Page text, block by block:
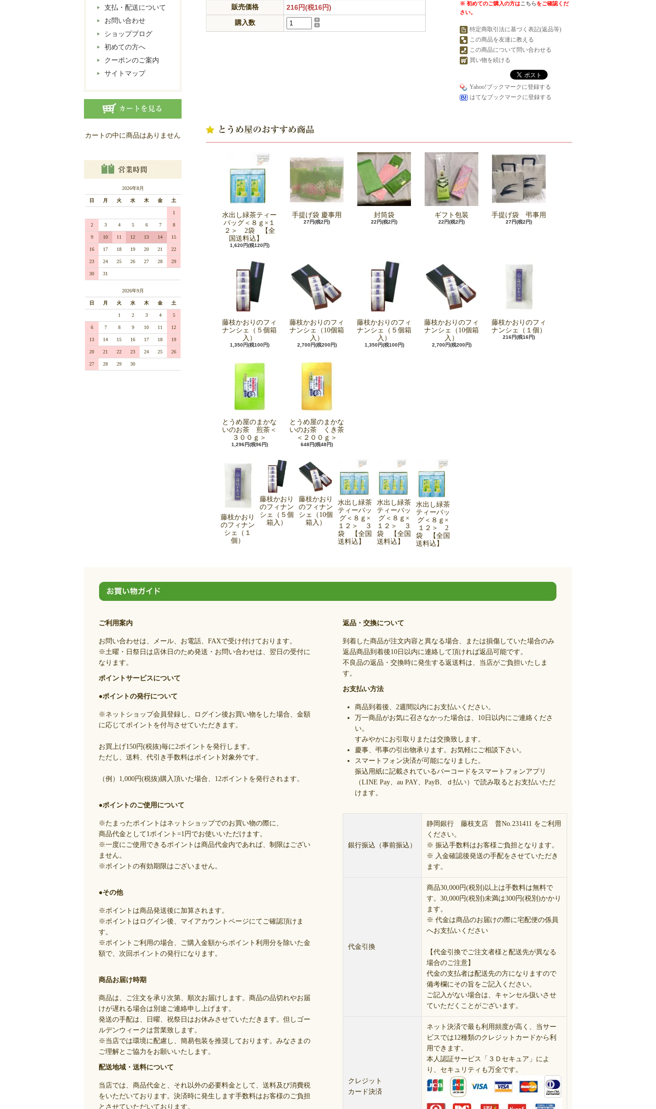
支払・配送について
お問い合わせ
ショップブログ
初めての方へ
クーポンのご案内
サイトマップ
カートの中に商品はありません
2026年8月
日 月 火 水 木 金 土
1
2 3 4 5 6 7 8
9 10 11 12 13 14 15
16 17 18 19 20 21 22
23 24 25 26 27 28 29
30 31
2026年9月
日 月 火 水 木 金 土
1 2 3 4 5
6 7 8 9 10 11 12
13 14 15 16 17 18 19
20 21 22 23 24 25 26
27 28 29 30
販売価格 216円(税16円)
購入数
※ 初めてのご購入の方はこちらをご確認くだ
さい。
特定商取引法に基づく表記(返品等)
この商品を友達に教える
この商品について問い合わせる
買い物を続ける
Yahoo!ブックマークに登録する
はてなブックマークに登録する
水出し緑茶ティー
バッグ＜８ｇ×１
２＞ 2袋 【全
国送料込】
1,620円(税120円)
手提げ袋 慶事用
27円(税2円)
封筒袋
22円(税2円)
ギフト包装
22円(税2円)
手提げ袋 弔事用
27円(税2円)
藤枝かおりのフィ
ナンシェ（５個箱
入）
1,350円(税100円)
藤枝かおりのフィ
ナンシェ（10個箱
入）
2,700円(税200円)
藤枝かおりのフィ
ナンシェ（５個箱
入）
1,350円(税100円)
藤枝かおりのフィ
ナンシェ（10個箱
入）
2,700円(税200円)
藤枝かおりのフィ
ナンシェ（１個）
216円(税16円)
とうめ屋のまかな
いのお茶 煎茶＜
３００ｇ＞
1,296円(税96円)
とうめ屋のまかな
いのお茶 くき茶
＜２００ｇ＞
648円(税48円)
藤枝かおり
のフィナン
シェ（１
個）
藤枝かおり
のフィナン
シェ（５個
箱入）
藤枝かおり
のフィナン
シェ（10個
箱入）
水出し緑茶
ティーバッ
グ＜８ｇ×
１２＞ ３
袋 【全国
送料込】
水出し緑茶
ティーバッ
グ＜８ｇ×
１２＞ ３
袋 【全国
送料込】
水出し緑茶
ティーバッ
グ＜８ｇ×
１２＞ 2
袋 【全国
送料込】
ご利用案内
お問い合わせは、メール、お電話、FAXで受け付けております。
※土曜・日祭日は店休日のため発送・お問い合わせは、翌日の受付に
なります。
ポイントサービスについて
●ポイントの発行について
※ネットショップ会員登録し、ログイン後お買い物をした場合、金額
に応じてポイントを付与させていただきます。
お買上げ150円(税抜)毎に2ポイントを発行します。
ただし、送料、代引き手数料はポイント対象外です。
（例）1,000円(税抜)購入頂いた場合、12ポイントを発行されます。
●ポイントのご使用について
※たまったポイントはネットショップでのお買い物の際に、
商品代金として1ポイント=1円でお使いいただけます。
※一度にご使用できるポイントは商品代金内であれば、制限はござい
ません。
※ポイントの有効期限はございません。
●その他
※ポイントは商品発送後に加算されます。
※ポイントはログイン後、マイアカウントページにてご確認頂けま
す。
※ポイントご利用の場合、ご購入金額からポイント利用分を除いた金
額で、次回ポイントの発行になります。
商品お届け時期
商品は、ご注文を承り次第、順次お届けします。商品の品切れやお届
けが遅れる場合は別途ご連絡申し上げます。
発送の手配は、日曜、祝祭日はお休みさせていただきます。但しゴー
ルデンウィークは営業致します。
※当店では環境に配慮し、簡易包装を推奨しております。みなさまの
ご理解とご協力をお願いいたします。
配送地域・送料について
当店では、商品代金と、それ以外の必要料金として、送料及び消費税
をいただいております。決済時に発生します手数料はお客様のご負担
とさせていただいております。
返品・交換について
到着した商品が注文内容と異なる場合、または損傷していた場合のみ
返品商品到着後10日以内に連絡して頂ければ返品可能です。
不良品の返品・交換時に発生する返送料は、当店がご負担いたしま
す。
お支払い方法
商品到着後、2週間以内にお支払いください。
万一商品がお気に召さなかった場合は、10日以内にご連絡くださ
い。
すみやかにお引取りまたは交換致します。
慶事、弔事の引出物承ります。お気軽にご相談下さい。
スマートフォン決済が可能になりました。
振込用紙に記載されているバーコードをスマートフォンアプリ
（LINE Pay、au PAY、PayB、ｄ払い）で読み取るとお支払いただ
けます。
銀行振込（事前振込）
静岡銀行 藤枝支店 普No.231411 をご利用
ください。
※ 振込手数料はお客様ご負担となります。
※ 入金確認後発送の手配をさせていただき
ます。
代金引換
商品30,000円(税別)以上は手数料は無料で
す。30,000円(税別)未満は300円(税別)かかり
ます。
※ 代金は商品のお届けの際に宅配便の係員
へお支払いください
【代金引換でご注文者様と配送先が異なる
場合のご注意】
代金の支払者は配送先の方になりますので
備考欄にその旨をご記入ください。
ご記入がない場合は、キャンセル扱いさせ
ていただくことがございます。
クレジット
カード決済
ネット決済で最も利用頻度が高く、当サー
ビスでは12種類のクレジットカードから利
用できます。
本人認証サービス「３Ｄセキュア」によ
り、セキュリティも万全です。